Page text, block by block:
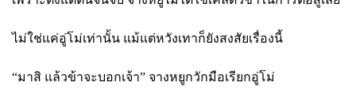
ไม่ใช่แค่อู่โม่เท่านั้น แม้แต่หวังเทาก็ยังสงสัยเรื่องนี้
“มาสิ แล้วข้าจะบอกเจ้า” จางหยูกวักมือเรียกอู่โม่